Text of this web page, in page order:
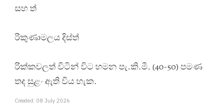
සහ ත්
රිකුණාමලය දිස්ත්
රික්කවලත් විටින් විට හමන පැ.කි.මී. (40-50) පමණ
තද සුළං ඇති විය හැක.
Created: 08 July 2026